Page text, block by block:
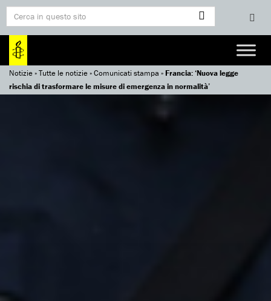
Notizie»Tutte le notizie»Comunicati stampa »Francia: ‘Nuova legge
rischia di trasformare le misure di emergenza in normalità’